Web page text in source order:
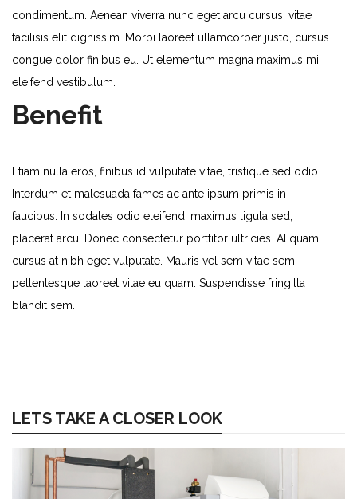
condimentum. Aenean viverra nunc eget arcu cursus, vitae
facilisis elit dignissim. Morbi laoreet ullamcorper justo, cursus
congue dolor finibus eu. Ut elementum magna maximus mi
eleifend vestibulum.
Benefit
Etiam nulla eros, finibus id vulputate vitae, tristique sed odio.
Interdum et malesuada fames ac ante ipsum primis in
faucibus. In sodales odio eleifend, maximus ligula sed,
placerat arcu. Donec consectetur porttitor ultricies. Aliquam
cursus at nibh eget vulputate. Mauris vel sem vitae sem
pellentesque laoreet vitae eu quam. Suspendisse fringilla
blandit sem.
LETS TAKE A CLOSER LOOK